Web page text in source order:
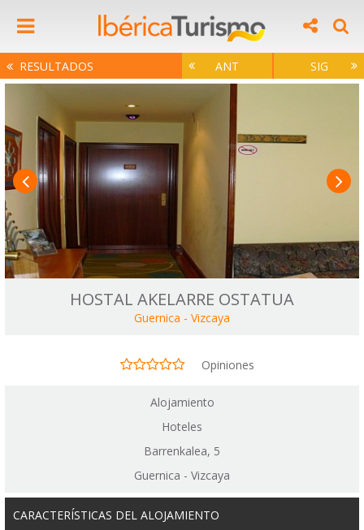
RESULTADOS ANT SIG
HOSTAL AKELARRE OSTATUA
Guernica - Vizcaya
Opiniones
Alojamiento
Hoteles
Barrenkalea, 5
Guernica - Vizcaya
CARACTERÍSTICAS DEL ALOJAMIENTO